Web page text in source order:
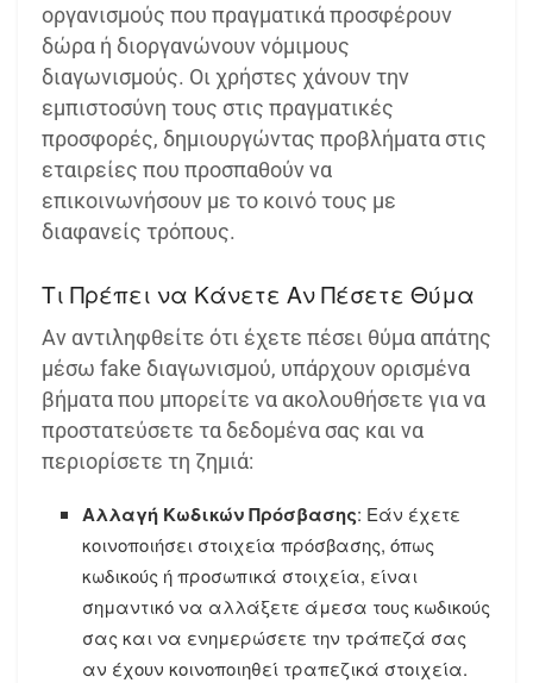
οργανισμούς που πραγματικά προσφέρουν
δώρα ή διοργανώνουν νόμιμους
διαγωνισμούς. Οι χρήστες χάνουν την
εμπιστοσύνη τους στις πραγματικές
προσφορές, δημιουργώντας προβλήματα στις
εταιρείες που προσπαθούν να
επικοινωνήσουν με το κοινό τους με
διαφανείς τρόπους.
Τι Πρέπει να Κάνετε Αν Πέσετε Θύμα
Αν αντιληφθείτε ότι έχετε πέσει θύμα απάτης
μέσω fake διαγωνισμού, υπάρχουν ορισμένα
βήματα που μπορείτε να ακολουθήσετε για να
προστατεύσετε τα δεδομένα σας και να
περιορίσετε τη ζημιά:
Αλλαγή Κωδικών Πρόσβασης: Εάν έχετε
κοινοποιήσει στοιχεία πρόσβασης, όπως
κωδικούς ή προσωπικά στοιχεία, είναι
σημαντικό να αλλάξετε άμεσα τους κωδικούς
σας και να ενημερώσετε την τράπεζά σας
αν έχουν κοινοποιηθεί τραπεζικά στοιχεία.